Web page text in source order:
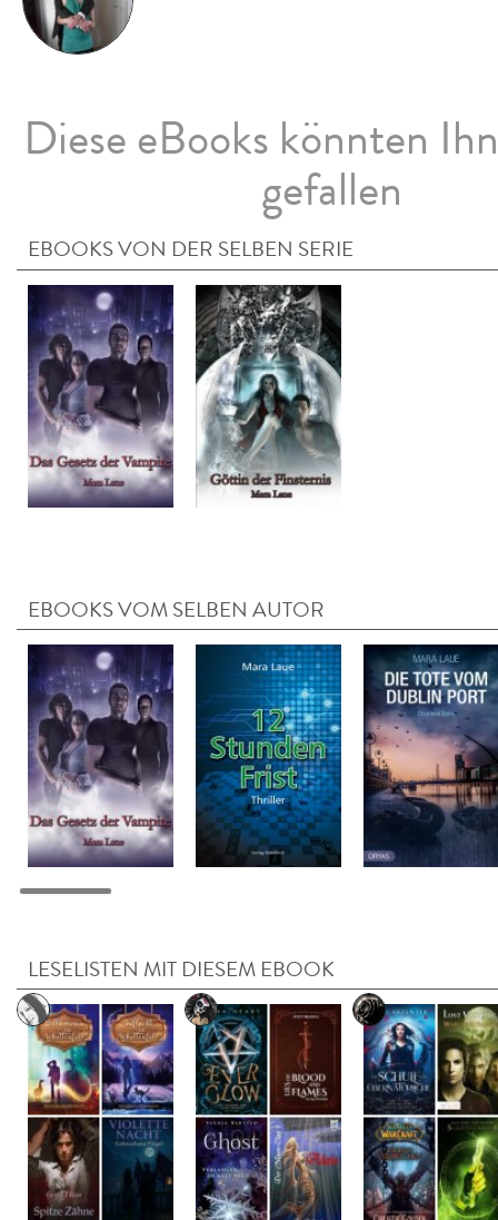
Diese eBooks könnten
gefallen
EBOOKS VON DER SELBEN SERIE
EBOOKS VOM SELBEN AUTOR
LESELISTEN MIT DIESEM EBOOK